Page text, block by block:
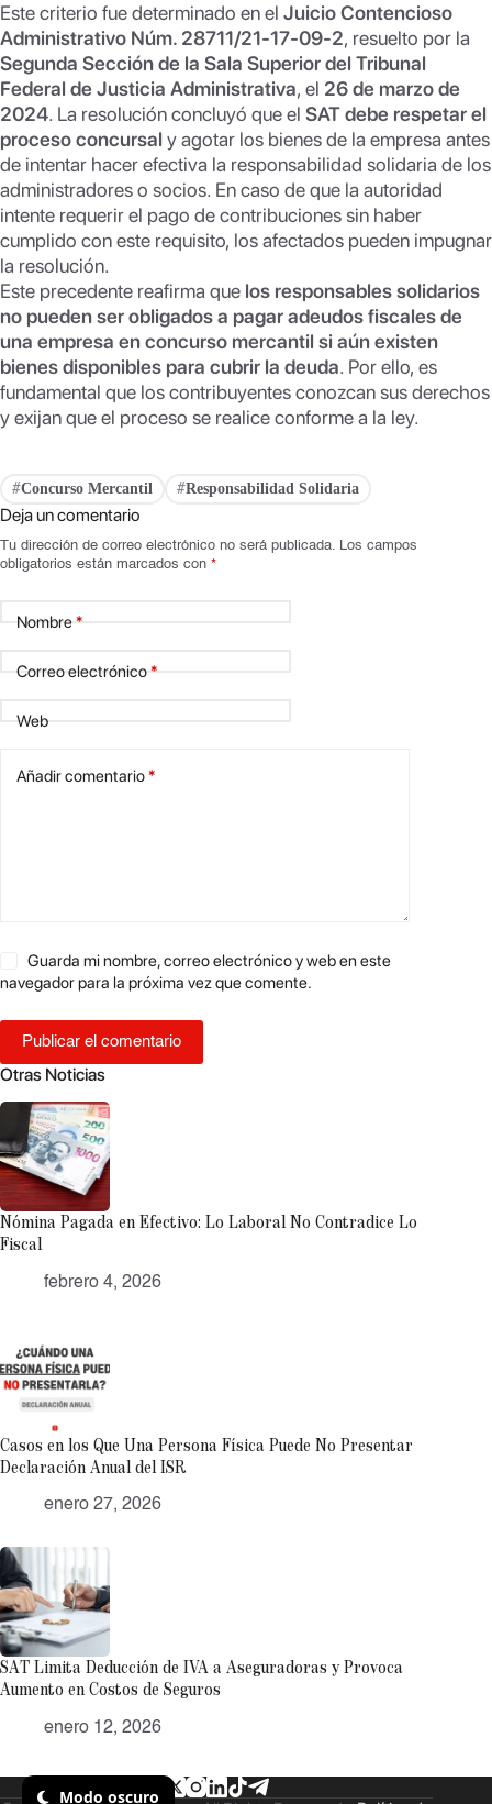
Este criterio fue determinado en el Juicio Contencioso
Administrativo Núm. 28711/21-17-09-2, resuelto por la
Segunda Sección de la Sala Superior del Tribunal
Federal de Justicia Administrativa, el 26 de marzo de
2024. La resolución concluyó que el SAT debe respetar el
proceso concursaly agotar los bienes de la empresa antes
de intentar hacer efectiva la responsabilidad solidaria de los
administradores o socios. En caso de que la autoridad
intente requerir el pago de contribuciones sin haber
cumplido con este requisito, los afectados pueden impugnar
la resolución.
Este precedente reafirma que los responsables solidarios
no pueden ser obligados a pagar adeudos fiscales de
una empresa en concurso mercantil si aún existen
bienes disponibles para cubrir la deuda. Por ello, es
fundamental que los contribuyentes conozcan sus derechos
y exijan que el proceso se realice conforme a la ley.
#Concurso Mercantil #Responsabilidad Solidaria
Deja un comentario
Tu dirección de correo electrónico no será publicada. Los campos
obligatorios están marcados con *
Nombre*
Correo electrónico*
Web
Añadir comentario*
Guarda mi nombre, correo electrónico y web en este
navegador para la próxima vez que comente.
Publicar el comentario
Otras Noticias
Nómina Pagada en Efectivo: Lo Laboral No Contradice Lo
Fiscal
febrero 4, 2026
Casos en los Que Una Persona Física Puede No Presentar
Declaración Anual del ISR
enero 27, 2026
SAT Limita Deducción de IVA a Aseguradoras y Provoca
Aumento en Costos de Seguros
enero 12, 2026
Modo oscuro